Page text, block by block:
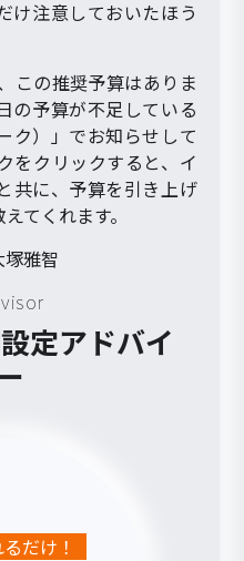
け注意しておいたほう
この推奨予算はありま
の予算が不足している
ク）」でお知らせして
をクリックすると、イ
共に、予算を引き上げ
てくれます。
雅智
定アドバイ
だけ！